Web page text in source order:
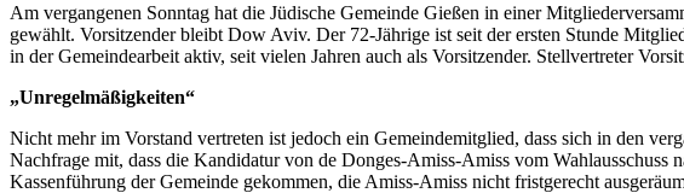
Am vergangenen Sonntag hat die Jüdische Gemeinde Gießen in einer
gewählt. Vorsitzender bleibt Dow Aviv. Der 72-Jährige ist seit der ersten Stunde
in der Gemeindearbeit aktiv, seit vielen Jahren auch als Vorsitzender. Stellvertreter
„Unregelmäßigkeiten“
Nicht mehr im Vorstand vertreten ist jedoch ein Gemeindemitglied, dass sich in den
Nachfrage mit, dass die Kandidatur von de Donges-Amiss-Amiss vom
Kassenführung der Gemeinde gekommen, die Amiss-Amiss nicht fristgerecht